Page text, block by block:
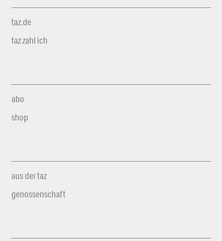
taz.de
taz zahl ich
abo
shop
aus der taz
genossenschaft